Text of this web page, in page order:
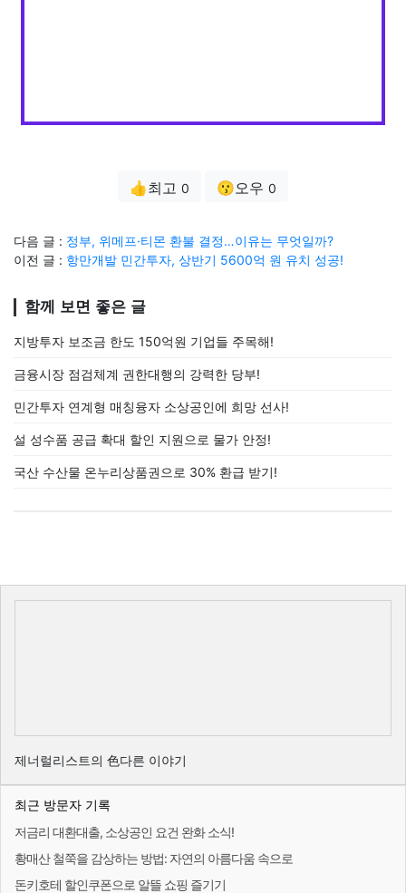
👍최고 0 😗오우 0
다음 글 : 정부, 위메프·티몬 환불 결정…이유는 무엇일까?
이전 글 : 항만개발 민간투자, 상반기 5600억 원 유치 성공!
함께 보면 좋은 글
지방투자 보조금 한도 150억원 기업들 주목해!
금융시장 점검체계 권한대행의 강력한 당부!
민간투자 연계형 매칭융자 소상공인에 희망 선사!
설 성수품 공급 확대 할인 지원으로 물가 안정!
국산 수산물 온누리상품권으로 30% 환급 받기!
제너럴리스트의 色다른 이야기
최근 방문자 기록
저금리 대환대출, 소상공인 요건 완화 소식!
황매산 철쭉을 감상하는 방법: 자연의 아름다움 속으로
돈키호테 할인쿠폰으로 알뜰 쇼핑 즐기기